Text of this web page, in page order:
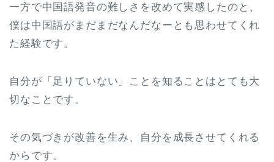
一方で中国語発音の難しさを改めて実感したのと、
僕は中国語がまだまだなんだなーとも思わせてくれ
た経験です。
自分が「足りていない」ことを知ることはとても大
切なことです。
その気づきが改善を生み、自分を成長させてくれる
からです。